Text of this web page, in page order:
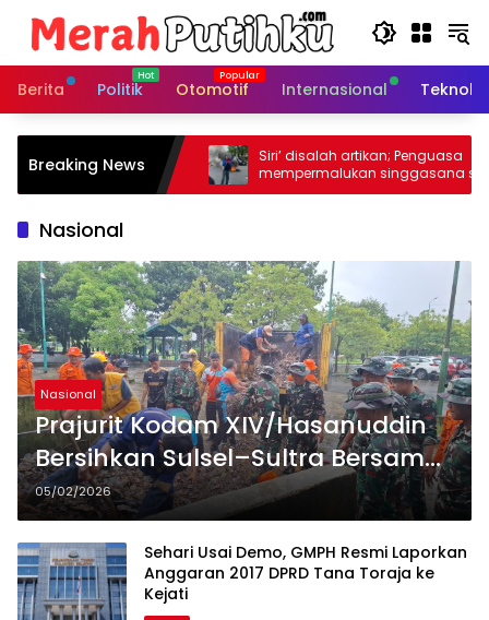
konten
Berita
Politik Otomotif Internasional
Breaking News
Tumpang
di
Siri’ disalah artikan; Penguasa
mempermalukan singgasana suci
rakyat gowa
Nasional
Nasional
Prajurit Kodam XIV/Hasanuddin
Bersihkan Sulsel–Sultra Bersama
Rakyat
05/02/2026
Sehari Usai Demo, GMPH Resmi Laporkan
Anggaran 2017 DPRD Tana Toraja ke
Kejati